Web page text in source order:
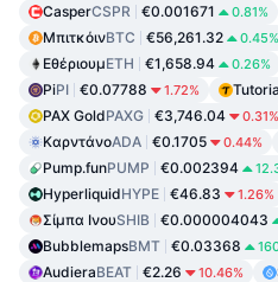
CasperCSPR €0.001671 0.81%
ΜπιτκόινBTC €56,261.32 0.45%
ΕθέριουμETH €1,658.94 0.26%
PiPI €0.07788 1.72%
PAX GoldPAXG €3,746.04 0.31%
ΚαρντάνοADA €0.1705 0.44%
Pump.funPUMP €0.002394
HyperliquidHYPE €46.83 1.26%
Σίμπα ΙνουSHIB €0.000004043
BubblemapsBMT €0.03368
AudieraBEAT €2.26 10.46%